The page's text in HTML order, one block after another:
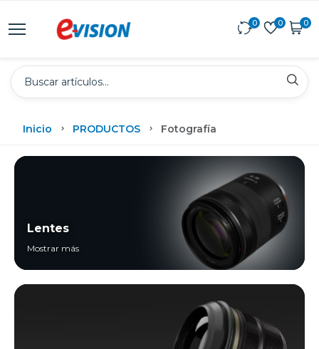
0 0 0
Inicio PRODUCTOS Fotografía
Lentes
Mostrar más